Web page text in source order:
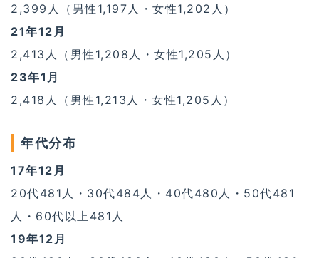
2,399人（男性1,197人・女性1,202人）
21年12月
2,413人（男性1,208人・女性1,205人）
23年1月
2,418人（男性1,213人・女性1,205人）
年代分布
17年12月
20代481人・30代484人・40代480人・50代481
人・60代以上481人
19年12月